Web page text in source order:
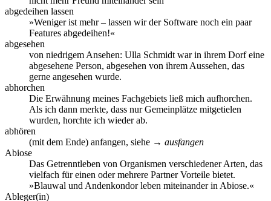
abgedeihen lassen
»Weniger ist mehr – lassen wir der Software noch ein paar
Features abgedeihen!«
abgesehen
von niedrigem Ansehen: Ulla Schmidt war in ihrem Dorf eine
abgesehene Person, abgesehen von ihrem Aussehen, das
gerne angesehen wurde.
abhorchen
Die Erwähnung meines Fachgebiets ließ mich aufhorchen.
Als ich dann merkte, dass nur Gemeinplätze mitgetielen
wurden, horchte ich wieder ab.
abhören
(mit dem Ende) anfangen, siehe → ausfangen
Abiose
Das Getrenntleben von Organismen verschiedener Arten, das
vielfach für einen oder mehrere Partner Vorteile bietet.
»Blauwal und Andenkondor leben miteinander in Abiose.«
Ableger(in)